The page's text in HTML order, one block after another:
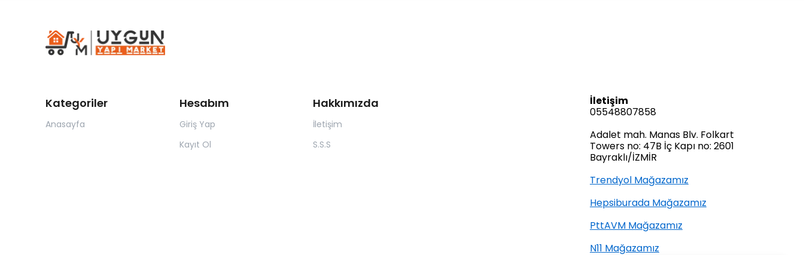
Kategoriler
Anasayfa
Hesabım
Giriş Yap
Kayıt Ol
Hakkımızda
İletişim
S.S.S
İletişim
05548807858
Adalet mah. Manas Blv. Folkart
Towers no: 47B İç Kapı no: 2601
Bayraklı/İZMİR
Trendyol Mağazamız
Hepsiburada Mağazamız
PttAVM Mağazamız
N11 Mağazamız